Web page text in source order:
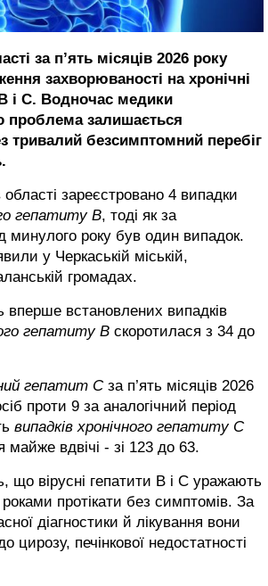
за п’ять місяців 2026 року
захворюваності на хронічні
В і С. Водночас медики
залишається
тривалий безсимптомний перебіг
області зареєстровано 4 випадки
гепатиту В, тоді як за
минулого року був один випадок.
у Черкаській міській,
громадах.
вперше встановлених випадків
гепатиту В скоротилася з 34 до
гепатит Сза п’ять місяців 2026
проти 9 за аналогічний період
випадків хронічного гепатиту С
вдвічі - зі 123 до 63.
що вірусні гепатити В і С уражають
протікати без симптомів. За
діагностики й лікування вони
цирозу, печінкової недостатності